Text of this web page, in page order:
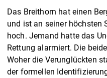
Das Breithorn hat einen
und ist an seiner höchsten
hoch. Jemand hatte das
Rettung alarmiert. Die
Woher die Verunglückten
der formellen